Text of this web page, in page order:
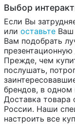
Выбор
Если Вы
или оставьте Ваш
Вам подобрать
Прежде, чем
послушать,
брендов, в одном
Доставка товара
России. Наши
настроить все